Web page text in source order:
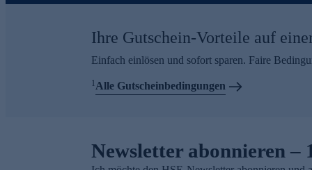
Ihre Gutschein-Vorteile auf
Einfach einlösen und sofort sparen. Faire
1Alle Gutscheinbedingungen
Newsletter abonnieren –